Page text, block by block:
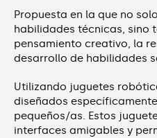
Propuesta en la que no
habilidades técnicas, sino
pensamiento creativo, la
desarrollo de habilidades
Utilizando juguetes
diseñados
pequeños/as. Estos
interfaces amigables y